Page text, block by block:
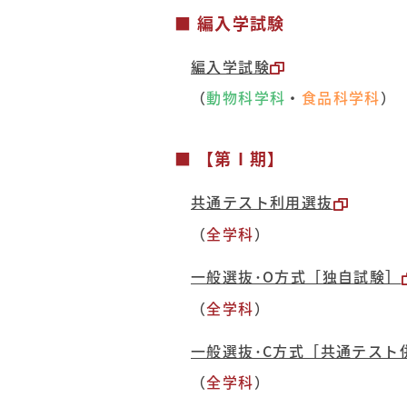
■ 編入学試験
編入学試験
（動物科学科 ・ 食品科学科）
■ 【第Ⅰ期】
共通テスト利用選抜
（全学科）
一般選抜･O方式［独自試験］
（全学科）
一般選抜･C方式［共通テスト
（全学科）